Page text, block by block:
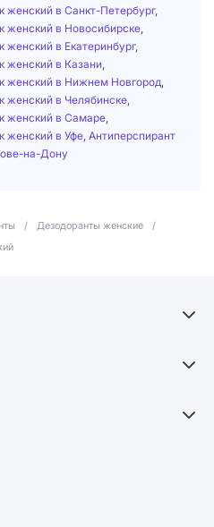
женский в Санкт-Петербург,
женский в Новосибирске
женский в Екатеринбург,
женский в Казани
женский в Нижнем Новгород
женский в Челябинске
женский в Самаре
женский в Уфе Антиперспирант
на-Дону
/ Дезодоранты женские
/